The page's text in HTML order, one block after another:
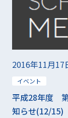
2016年11月17
イベント
平成28年度
知らせ(12/15)